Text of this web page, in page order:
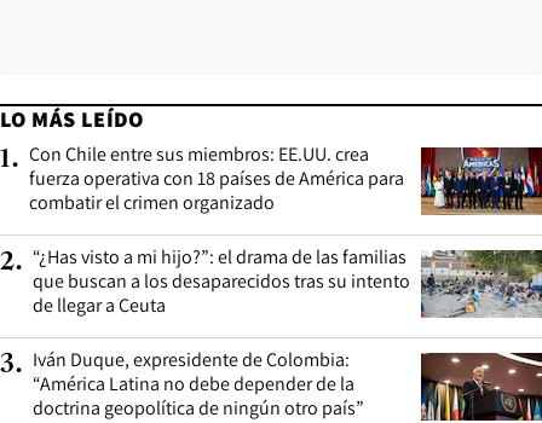
LO MÁS LEÍDO
1. Con Chile entre sus miembros: EE.UU. crea
fuerza operativa con 18 países de América para
combatir el crimen organizado
2. “¿Has visto a mi hijo?”: el drama de las familias
que buscan a los desaparecidos tras su intento
de llegar a Ceuta
3. Iván Duque, expresidente de Colombia:
“América Latina no debe depender de la
doctrina geopolítica de ningún otro país”